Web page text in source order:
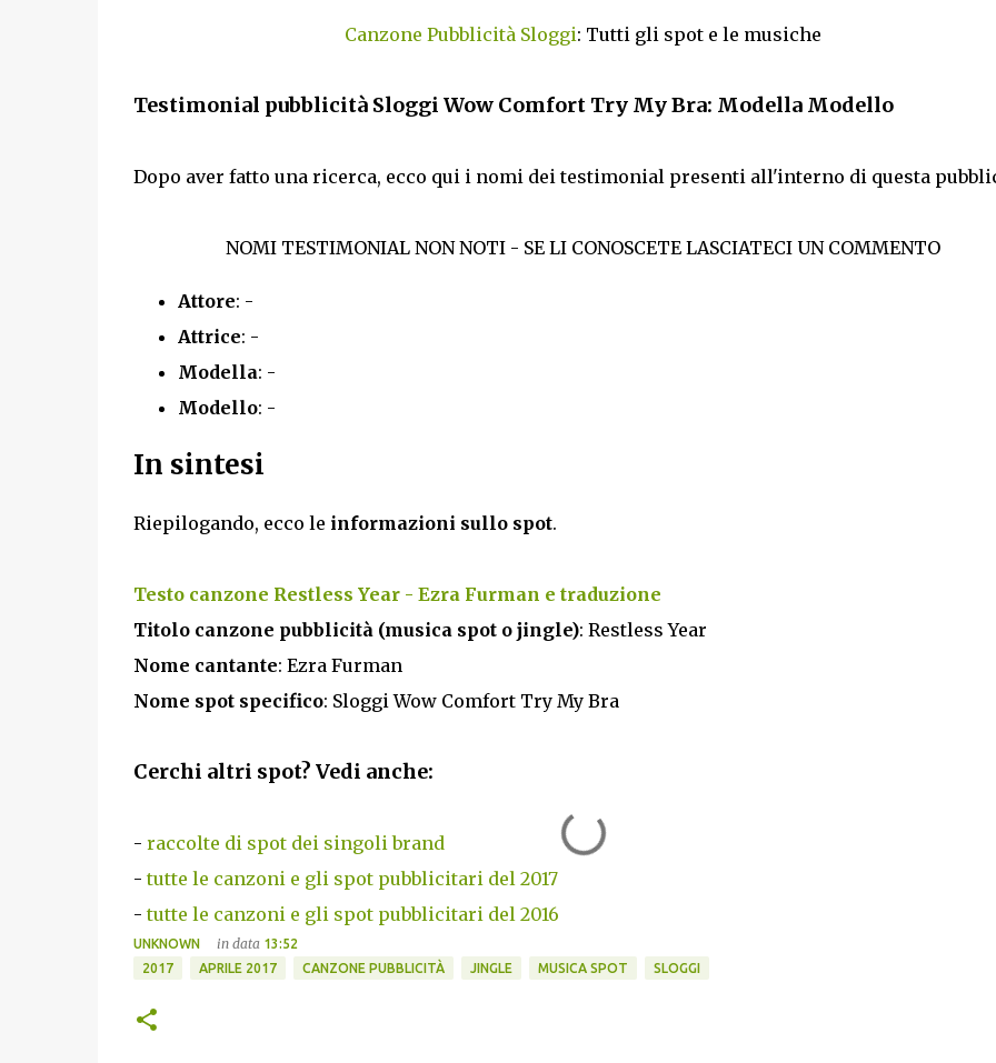
Canzone Pubblicità Sloggi: Tutti gli spot e le musiche
Testimonial pubblicità Sloggi Wow Comfort Try My Bra: Modella Modello
Dopo aver fatto una ricerca, ecco qui i nomi dei testimonial presenti all'interno di questa
NOMI TESTIMONIAL NON NOTI - SE LI CONOSCETE LASCIATECI UN COMMENTO
Attore: -
Attrice: -
Modella: -
Modello: -
In sintesi
Riepilogando, ecco le informazioni sullo spot.
Testo canzone Restless Year - Ezra Furman e traduzione
Titolo canzone pubblicità (musica spot o jingle): Restless Year
Nome cantante: Ezra Furman
Nome spot specifico: Sloggi Wow Comfort Try My Bra
Cerchi altri spot? Vedi anche:
- raccolte di spot dei singoli brand
-tutte le canzoni e gli spot pubblicitari del 2017
-tutte le canzoni e gli spot pubblicitari del 2016
UNKNOWN in data 13:52
2017
APRILE 2017 CANZONE PUBBLICITÀ JINGLE MUSICA SPOT SLOGGI